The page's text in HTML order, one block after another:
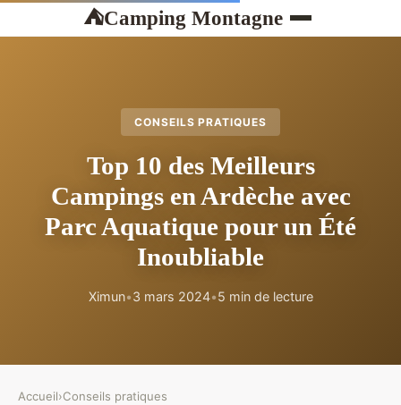
⛺Camping Montagne
CONSEILS PRATIQUES
Top 10 des Meilleurs
Campings en Ardèche avec
Parc Aquatique pour un Été
Inoubliable
Ximun•3 mars 2024•5 min de lecture
Accueil›Conseils pratiques